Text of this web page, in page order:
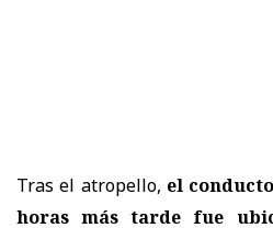
Tras el atropello, el
horas más tarde fue